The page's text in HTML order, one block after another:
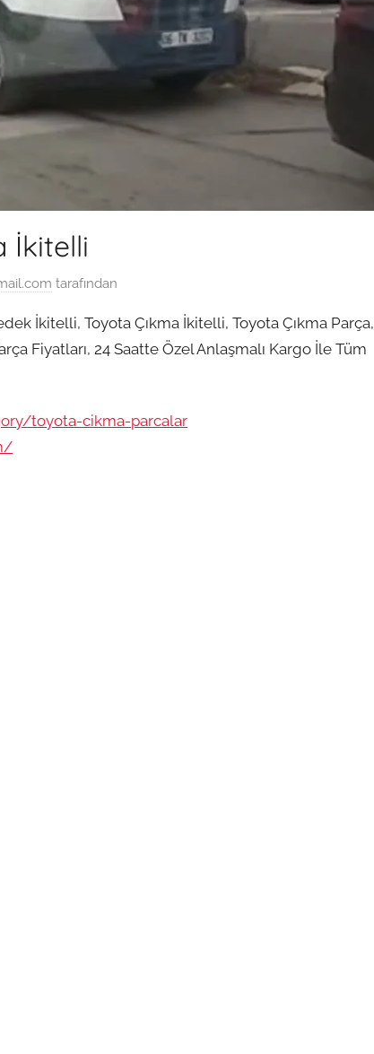
İkitelli
tarafından
İkitelli, Toyota Çıkma İkitelli, Toyota Çıkma Parça,
Fiyatları, 24 Saatte Özel Anlaşmalı Kargo İle Tüm
toyota-cikma-parcalar